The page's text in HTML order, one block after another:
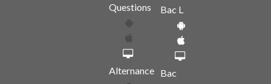
Questions
Alternance
Bac L
Bac